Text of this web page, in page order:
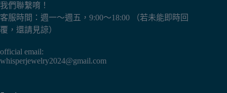
我們聯繫唷！
客服時間：週一～週五，9:00～18:00 （若未能即時回
覆，還請見諒）
official email:
whisperjewelry2024@gmail.com